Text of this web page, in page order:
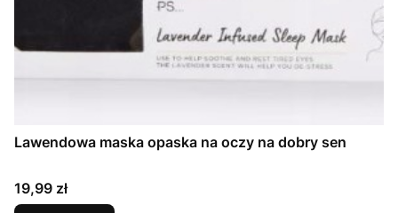
Lawendowa maska opaska na oczy na dobry sen
Cena
19,99 zł